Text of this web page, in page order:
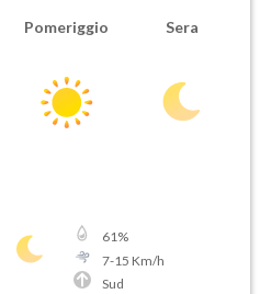
Pomeriggio Sera
61%
7-15 Km/h
Sud